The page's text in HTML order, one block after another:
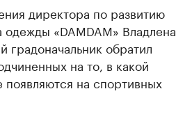
директора по развитию
«DAMDAM» Владлена
градоначальник обратил
на то, в какой
на спортивных